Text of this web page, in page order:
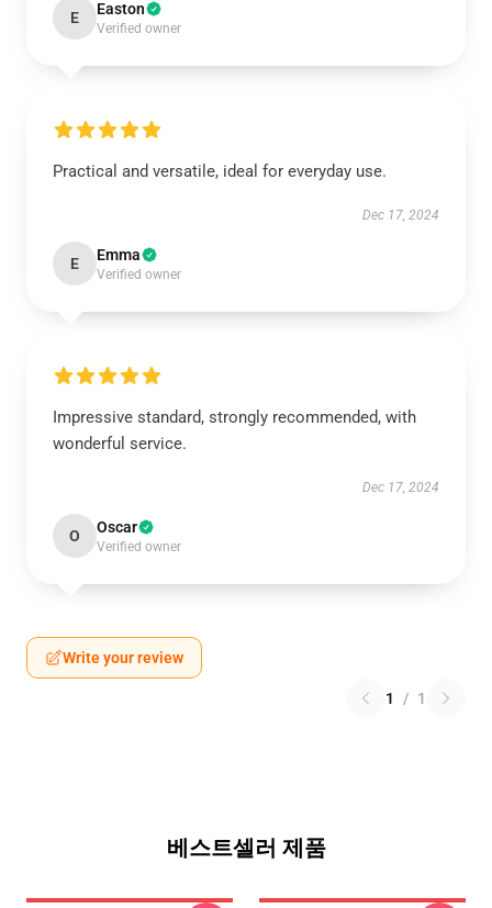
E Easton
Verified owner
Practical and versatile, ideal for everyday use.
Dec 17, 2024
E Emma
Verified owner
Impressive standard, strongly recommended, with
wonderful service.
Dec 17, 2024
O Oscar
Verified owner
Write your review
1 / 1
베스트셀러 제품